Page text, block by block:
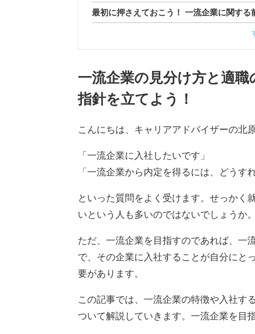
最初に押さえておこう！ 一流企業に関する
一流企業の見分け方と適
指針を立てよう！
こんにちは、キャリアアドバイザーの北
「一流企業に入社したいです」
「一流企業から内定を得るには、どうす
といった質問をよく受けます。せっかく
いという人も多いのではないでしょうか。
ただ、一流企業を目指すのであれば、一
で、その企業に入社することが自分にと
要があります。
この記事では、一流企業の特徴や入社す
ついて解説していきます。一流企業を目